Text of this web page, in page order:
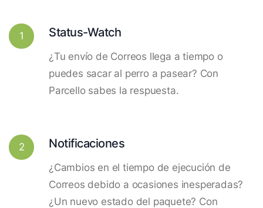
1 Status-Watch
¿Tu envío de Correos llega a tiempo o
puedes sacar al perro a pasear? Con
Parcello sabes la respuesta.
2 Notificaciones
¿Cambios en el tiempo de ejecución de
Correos debido a ocasiones inesperadas?
¿Un nuevo estado del paquete? Con